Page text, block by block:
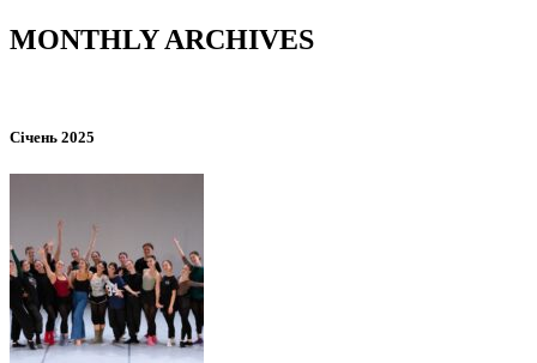
MONTHLY ARCHIVES
Січень 2025